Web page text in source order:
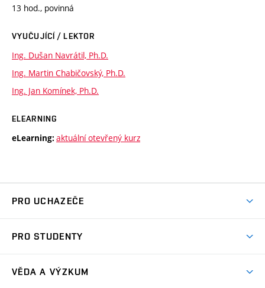
13 hod., povinná
VYUČUJÍCÍ / LEKTOR
Ing. Dušan Navrátil, Ph.D.
Ing. Martin Chabičovský, Ph.D.
Ing. Jan Komínek, Ph.D.
ELEARNING
eLearning: aktuální otevřený kurz
PRO UCHAZEČE
Jak se dostat na FCH
PRO STUDENTY
VĚDA A VÝZKUM